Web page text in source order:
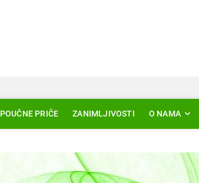
POUČNE PRIČE ZANIMLJIVOSTI O NAMA